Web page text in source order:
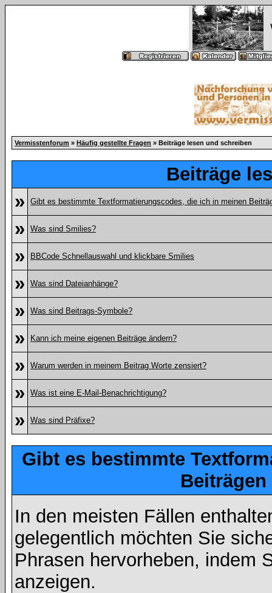
Vermisstenforum » Häufig gestellte Fragen » Beiträge lesen und schreiben
Beiträge
»
Gibt es bestimmte Textformatierungscodes, die ich in meinen
» Was sind Smilies?
» BBCode Schnellauswahl und klickbare Smilies
» Was sind Dateianhänge?
» Was sind Beitrags-Symbole?
» Kann ich meine eigenen Beiträge ändern?
» Warum werden in meinem Beitrag Worte zensiert?
» Was ist eine E-Mail-Benachrichtigung?
» Was sind Präfixe?
Gibt es bestimmte
In den meisten Fällen
gelegentlich möchten Sie
Phrasen hervorheben, indem
anzeigen.